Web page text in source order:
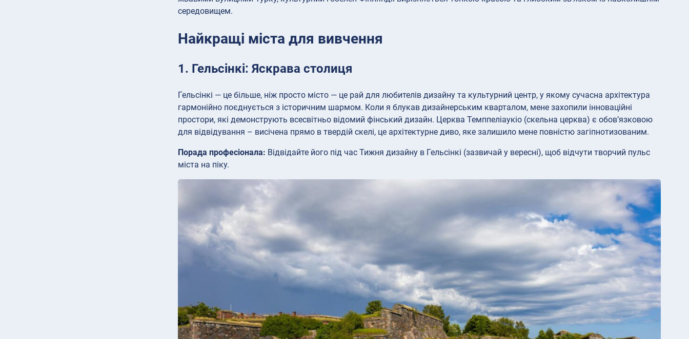
середовищем.
Найкращі міста для вивчення
1. Гельсінкі: Яскрава столиця
Гельсінкі — це більше, ніж просто місто — це рай для любителів дизайну та культурний центр, у якому сучасна архітектура
гармонійно поєднується з історичним шармом. Коли я блукав дизайнерським кварталом, мене захопили інноваційні
простори, які демонструють всесвітньо відомий фінський дизайн. Церква Темппеліаукіо (скельна церква) є обов’язковою
для відвідування – висічена прямо в твердій скелі, це архітектурне диво, яке залишило мене повністю загіпнотизованим.
Порада професіонала: Відвідайте його під час Тижня дизайну в Гельсінкі (зазвичай у вересні), щоб відчути творчий пульс
міста на піку.